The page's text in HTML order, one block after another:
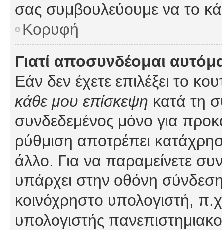
σας συμβουλεύουμε να το
Κορυφή
Γιατί αποσυνδέομαι
Εάν δεν έχετε επιλέξει το
κάθε μου επίσκεψη κατά τη
συνδεδεμένος μόνο για
ρύθμιση αποτρέπει
άλλο. Για να παραμείνετε
υπάρχει στην οθόνη
κοινόχρηστο υπολογιστή,
υπολογιστής